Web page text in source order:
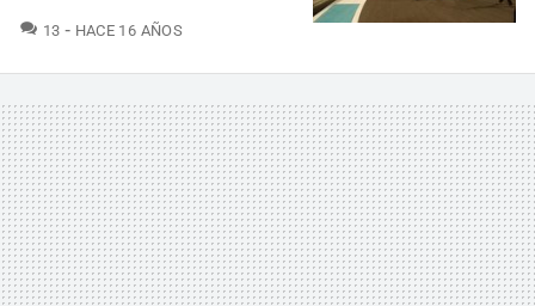
13 COMENTARIOS
HACE 16 AÑOS